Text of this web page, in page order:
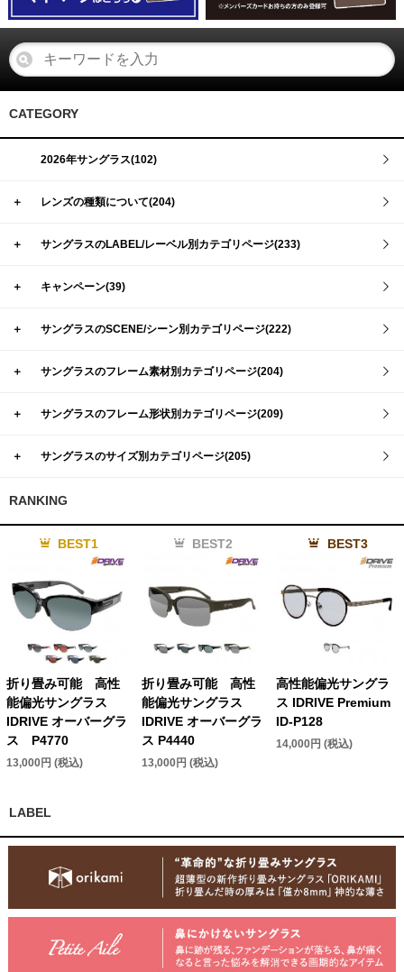
CATEGORY
2026年サングラス(102)
＋ レンズの種類について(204)
＋ サングラスのLABEL/レーベル別カテゴリページ(233)
＋ キャンペーン(39)
＋ サングラスのSCENE/シーン別カテゴリページ(222)
＋ サングラスのフレーム素材別カテゴリページ(204)
＋ サングラスのフレーム形状別カテゴリページ(209)
＋ サングラスのサイズ別カテゴリページ(205)
RANKING
BEST1
折り畳み可能 高性
能偏光サングラス
IDRIVE オーバーグラ
ス P4770
13,000円 (税込)
BEST2
折り畳み可能 高性
能偏光サングラス
IDRIVE オーバーグラ
ス P4440
13,000円 (税込)
BEST3
高性能偏光サングラ
ス IDRIVE Premium
ID-P128
14,000円 (税込)
LABEL